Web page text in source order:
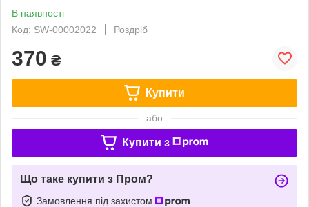
В наявності
Код: SW-00002022
Роздріб
370 ₴
Купити
або
Купити з
Що таке купити з Пром?
Замовлення під захистом